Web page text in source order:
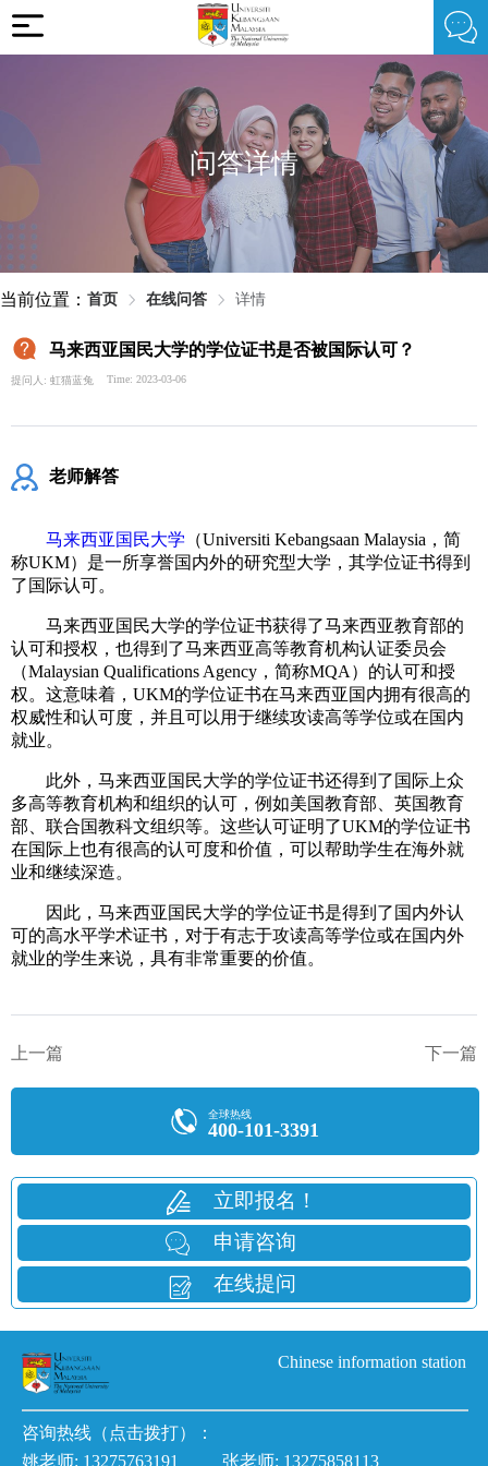
问答详情
当前位置： 首页 在线问答 详情
马来西亚国民大学的学位证书是否被国际认可？
提问人: 虹猫蓝兔 Time: 2023-03-06
老师解答
马来西亚国民大学 （Universiti Kebangsaan Malaysia，简
称UKM）是一所享誉国内外的研究型大学，其学位证书得到
了国际认可。
马来西亚国民大学的学位证书获得了马来西亚教育部的
认可和授权，也得到了马来西亚高等教育机构认证委员会
（Malaysian Qualifications Agency，简称MQA）的认可和授
权。这意味着，UKM的学位证书在马来西亚国内拥有很高的
权威性和认可度，并且可以用于继续攻读高等学位或在国内
就业。
此外，马来西亚国民大学的学位证书还得到了国际上众
多高等教育机构和组织的认可，例如美国教育部、英国教育
部、联合国教科文组织等。这些认可证明了UKM的学位证书
在国际上也有很高的认可度和价值，可以帮助学生在海外就
业和继续深造。
因此，马来西亚国民大学的学位证书是得到了国内外认
可的高水平学术证书，对于有志于攻读高等学位或在国内外
就业的学生来说，具有非常重要的价值。
上一篇 下一篇
全球热线
400-101-3391
立即报名！
申请咨询
在线提问
Chinese information station
咨询热线（点击拨打）：
姚老师: 13275763191 张老师: 13275858113